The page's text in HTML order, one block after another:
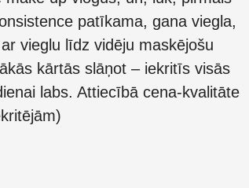
patīkama, gana viegla,
vieglu līdz vidēju maskējošu
kārtās slāņot – iekritīs visās
labs. Attiecībā cena-kvalitāte